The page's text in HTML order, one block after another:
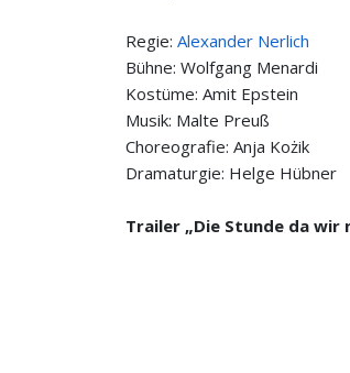
Regie: Alexander Nerlich
Bühne: Wolfgang Menardi
Kostüme: Amit Epstein
Musik: Malte Preuß
Choreografie: Anja Kożik
Dramaturgie: Helge Hübner
Trailer „Die Stunde da